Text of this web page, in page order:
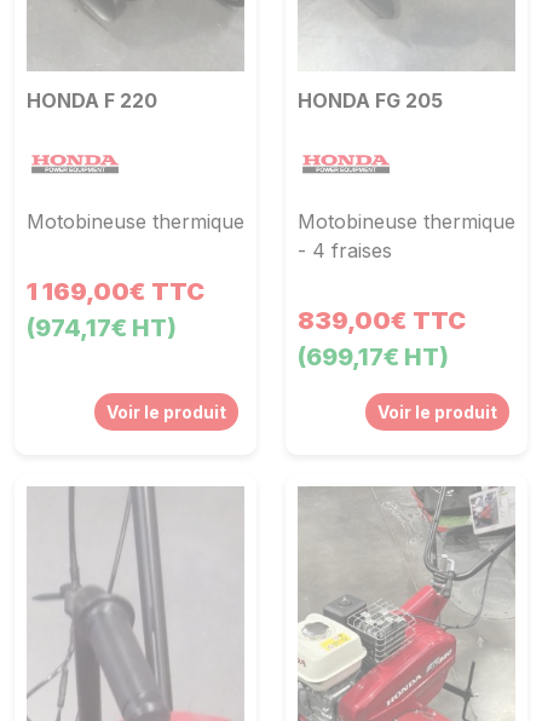
HONDA F 220
Motobineuse thermique
1 169,00€ TTC
(974,17€ HT)
Voir le produit
HONDA FG 205
Motobineuse thermique
- 4 fraises
839,00€ TTC
(699,17€ HT)
Voir le produit